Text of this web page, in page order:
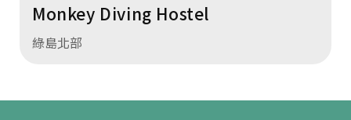
Monkey Diving Hostel
綠島北部